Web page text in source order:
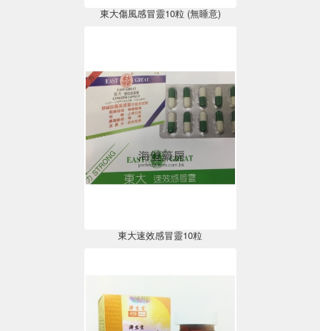
東大傷風感冒靈10粒 (無睡意)
東大速效感冒靈10粒